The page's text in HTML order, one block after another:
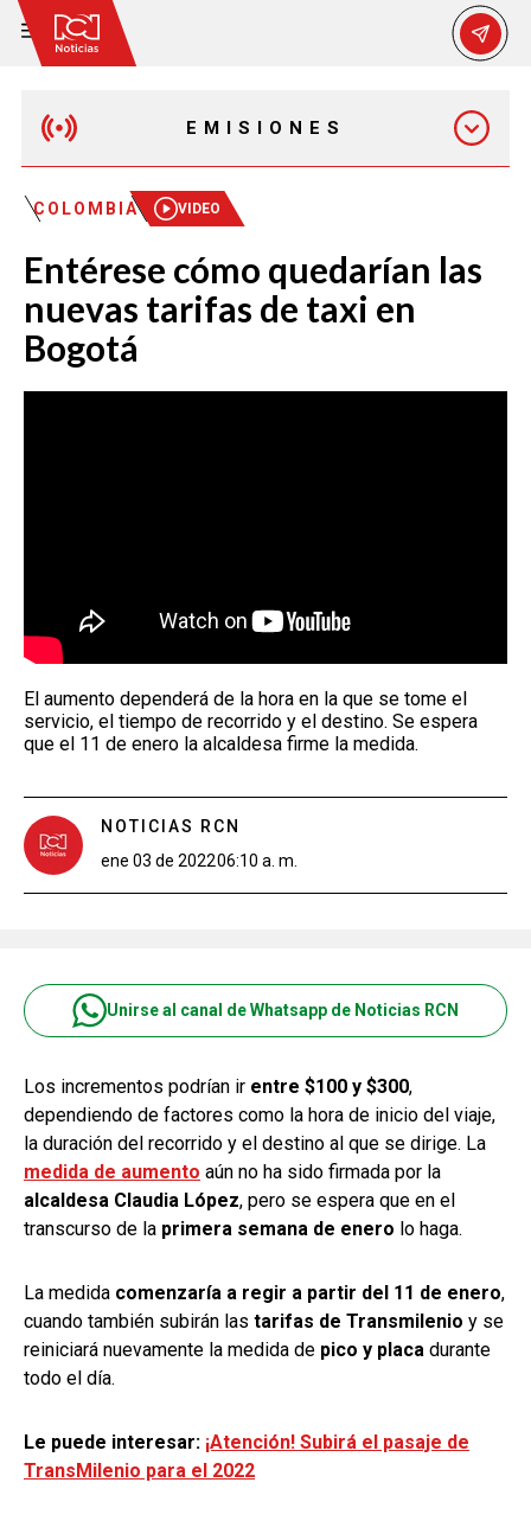
EMISIONES
MAÑANA EXPRESS
EMISIÓN 12:30 PM
COLOMBIA VIDEO
Entérese cómo quedarían las
nuevas tarifas de taxi en
Bogotá
El aumento dependerá de la hora en la que se tome el
servicio, el tiempo de recorrido y el destino. Se espera
que el 11 de enero la alcaldesa firme la medida.
NOTICIAS RCN
ene 03 de 202206:10 a. m.
Unirse al canal de Whatsapp de Noticias RCN
Los incrementos podrían ir entre $100 y $300,
dependiendo de factores como la hora de inicio del viaje,
la duración del recorrido y el destino al que se dirige. La
medida de aumento aún no ha sido firmada por la
alcaldesa Claudia López, pero se espera que en el
transcurso de la primera semana de enero lo haga.
La medida comenzaría a regir a partir del 11 de enero,
cuando también subirán las tarifas de Transmilenio y se
reiniciará nuevamente la medida de pico y placa durante
todo el día.
Le puede interesar: ¡Atención! Subirá el pasaje de
TransMilenio para el 2022